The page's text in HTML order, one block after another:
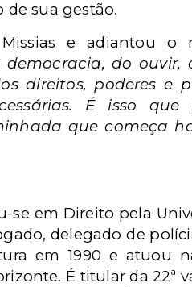
de sua gestão.
e adiantou o
do ouvir,
direitos, poderes e
É isso que
que começa
em Direito pela
delegado de
em 1990 e atuou
É titular da 22ª